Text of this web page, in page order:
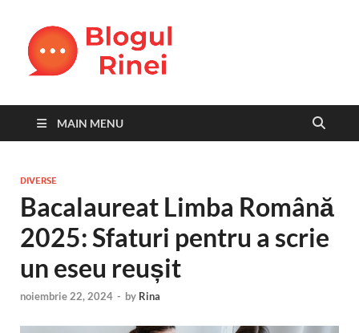
MAIN MENU
DIVERSE
Bacalaureat Limba Română
2025: Sfaturi pentru a scrie
un eseu reușit
noiembrie 22, 2024 - by Rina